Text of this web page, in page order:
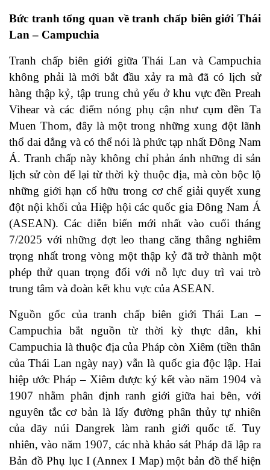
Bức tranh tổng quan về tranh chấp biên giới Thái
Lan – Campuchia
Tranh chấp biên giới giữa Thái Lan và Campuchia
không phải là mới bắt đầu xảy ra mà đã có lịch sử
hàng thập kỷ, tập trung chủ yếu ở khu vực đền Preah
Vihear và các điểm nóng phụ cận như cụm đền Ta
Muen Thom, đây là một trong những xung đột lãnh
thổ dai dẳng và có thể nói là phức tạp nhất Đông Nam
Á. Tranh chấp này không chỉ phản ánh những di sản
lịch sử còn để lại từ thời kỳ thuộc địa, mà còn bộc lộ
những giới hạn cố hữu trong cơ chế giải quyết xung
đột nội khối của Hiệp hội các quốc gia Đông Nam Á
(ASEAN). Các diễn biến mới nhất vào cuối tháng
7/2025 với những đợt leo thang căng thẳng nghiêm
trọng nhất trong vòng một thập kỷ đã trở thành một
phép thử quan trọng đối với nỗ lực duy trì vai trò
trung tâm và đoàn kết khu vực của ASEAN.
Nguồn gốc của tranh chấp biên giới Thái Lan –
Campuchia bắt nguồn từ thời kỳ thực dân, khi
Campuchia là thuộc địa của Pháp còn Xiêm (tiền thân
của Thái Lan ngày nay) vẫn là quốc gia độc lập. Hai
hiệp ước Pháp – Xiêm được ký kết vào năm 1904 và
1907 nhằm phân định ranh giới giữa hai bên, với
nguyên tắc cơ bản là lấy đường phân thủy tự nhiên
của dãy núi Dangrek làm ranh giới quốc tế. Tuy
nhiên, vào năm 1907, các nhà khảo sát Pháp đã lập ra
Bản đồ Phụ lục I (Annex I Map) một bản đồ thể hiện